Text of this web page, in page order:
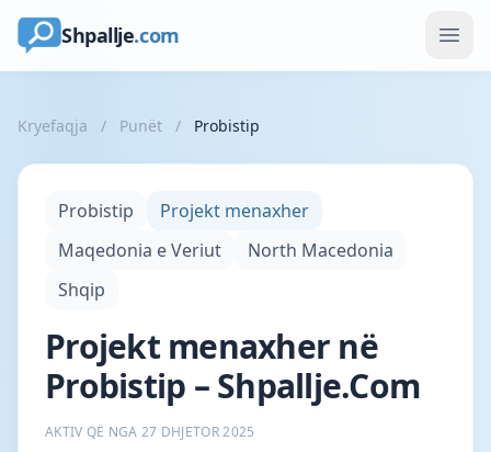
Shpallje.com
Kryefaqja / Punët / Probistip
Probistip
Projekt menaxher
Maqedonia e Veriut
North Macedonia
Shqip
Projekt menaxher në
Probistip – Shpallje.Com
AKTIV QË NGA 27 DHJETOR 2025